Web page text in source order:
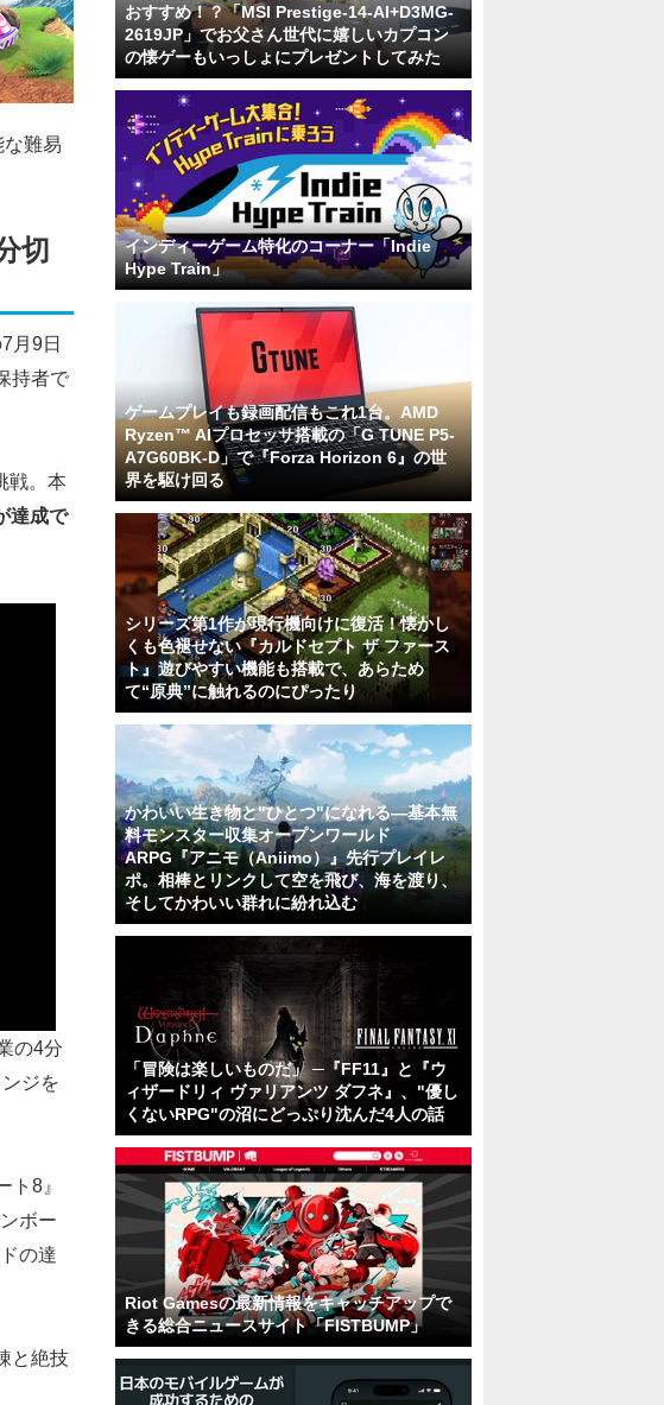
難易
切
月9日
持者で
戦。本
達成で
の4分
ジを
8』
ボー
の達
と絶技
おすすめ！？「MSI Prestige-14-AI+D3MG-
2619JP」でお父さん世代に嬉しいカプコン
の懐ゲーもいっしょにプレゼントしてみた
インディーゲーム特化のコーナー「Indie
Hype Train」
ゲームプレイも録画配信もこれ1台。AMD
Ryzen™ AIプロセッサ搭載の「G TUNE P5-
A7G60BK-D」で『Forza Horizon 6』の世
界を駆け回る
シリーズ第1作が現行機向けに復活！懐かし
くも色褪せない『カルドセプト ザ ファース
ト』遊びやすい機能も搭載で、あらため
て“原典”に触れるのにぴったり
かわいい生き物と"ひとつ"になれる―基本無
料モンスター収集オープンワールド
ARPG『アニモ（Aniimo）』先行プレイレ
ポ。相棒とリンクして空を飛び、海を渡り、
そしてかわいい群れに紛れ込む
「冒険は楽しいものだ」 ─『FF11』と『ウ
ィザードリィ ヴァリアンツ ダフネ』、"優し
くないRPG"の沼にどっぷり沈んだ4人の話
Riot Gamesの最新情報をキャッチアップで
きる総合ニュースサイト「FISTBUMP」